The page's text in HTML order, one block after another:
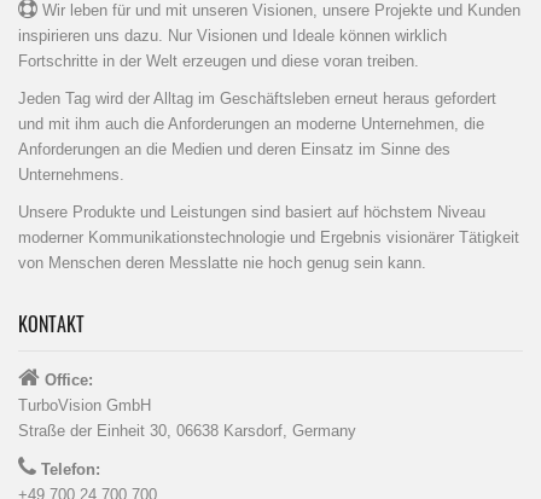
Wir leben für und mit unseren Visionen, unsere Projekte und Kunden
inspirieren uns dazu. Nur Visionen und Ideale können wirklich
Fortschritte in der Welt erzeugen und diese voran treiben.
Jeden Tag wird der Alltag im Geschäftsleben erneut heraus gefordert
und mit ihm auch die Anforderungen an moderne Unternehmen, die
Anforderungen an die Medien und deren Einsatz im Sinne des
Unternehmens.
Unsere Produkte und Leistungen sind basiert auf höchstem Niveau
moderner Kommunikationstechnologie und Ergebnis visionärer Tätigkeit
von Menschen deren Messlatte nie hoch genug sein kann.
KONTAKT
Office:
TurboVision GmbH
Straße der Einheit 30, 06638 Karsdorf, Germany
Telefon:
+49 700 24 700 700